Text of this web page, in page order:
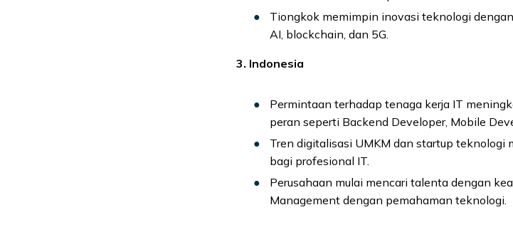
Tiongkok memimpin inovasi teknologi
AI, blockchain, dan 5G.
3. Indonesia
Permintaan terhadap tenaga kerja IT
peran seperti Backend Developer, Mobile
Tren digitalisasi UMKM dan startup teknologi
bagi profesional IT.
Perusahaan mulai mencari talenta dengan
Management dengan pemahaman teknologi.